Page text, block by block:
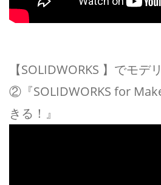
【SOLIDWORKS 】でモデ
②『SOLIDWORKS for
きる！』